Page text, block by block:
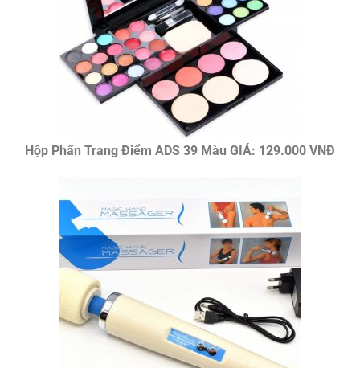
Hộp Phấn Trang Điểm ADS 39 Màu GIÁ: 129.000 VNĐ